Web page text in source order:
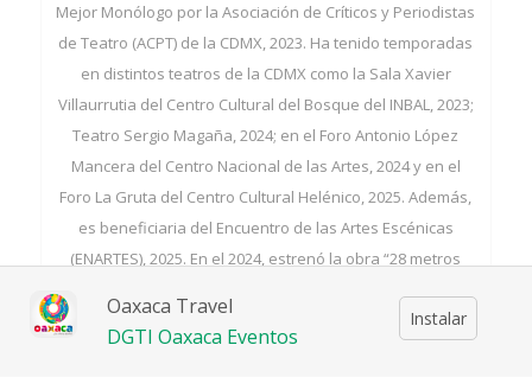
Mejor Monólogo por la Asociación de Críticos y Periodistas
de Teatro (ACPT) de la CDMX, 2023. Ha tenido temporadas
en distintos teatros de la CDMX como la Sala Xavier
Villaurrutia del Centro Cultural del Bosque del INBAL, 2023;
Teatro Sergio Magaña, 2024; en el Foro Antonio López
Mancera del Centro Nacional de las Artes, 2024 y en el
Foro La Gruta del Centro Cultural Helénico, 2025. Además,
es beneficiaria del Encuentro de las Artes Escénicas
(ENARTES), 2025. En el 2024, estrenó la obra “28 metros
producida por la Coordinación Nacional de Teatro y la
compañía Pelo de gato.
Oaxaca Travel
DGTI Oaxaca Eventos
Instalar